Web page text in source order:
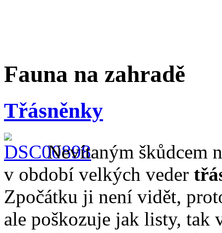
Fauna na zahradě
Třásněnky
Nevítaným škůdcem
v období velkých veder
Zpočátku ji není vidět,
ale poškozuje jak listy, tak